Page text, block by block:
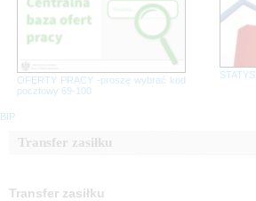
OFERTY PRACY -proszę wybrać kod
pocztowy 69-100
BIP
Transfer zasiłku
Transfer zasiłku